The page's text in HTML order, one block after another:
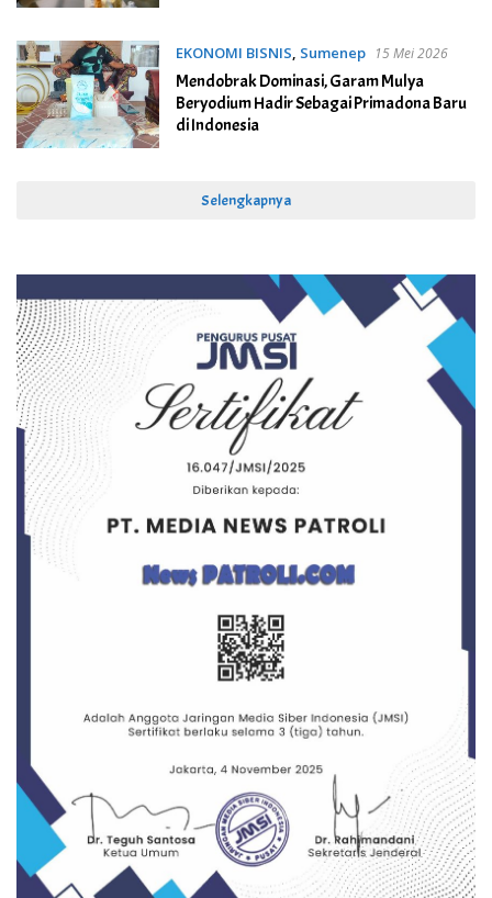
EKONOMI BISNIS, Sumenep 15 Mei 2026
Mendobrak Dominasi, Garam Mulya
Beryodium Hadir Sebagai Primadona Baru
di Indonesia
Selengkapnya